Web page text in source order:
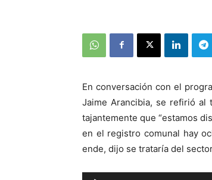
En conversación con el
Jaime Arancibia, se refirió al
tajantemente que “estamos
en el registro comunal hay
ende, dijo se trataría del